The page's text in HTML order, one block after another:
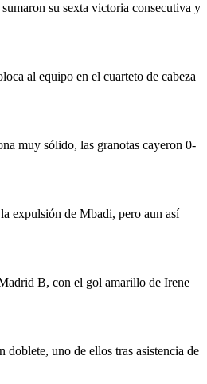
su sexta victoria consecutiva y
al equipo en el cuarteto de cabeza
muy sólido, las granotas cayeron 0-
expulsión de Mbadi, pero aun así
B, con el gol amarillo de Irene
uno de ellos tras asistencia de